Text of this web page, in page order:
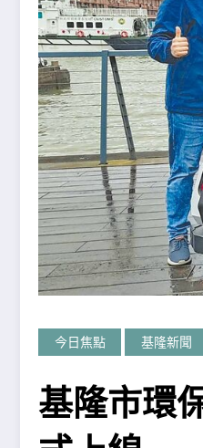
今日焦點 基隆新聞
基隆市環